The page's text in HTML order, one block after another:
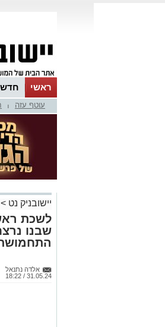
ראשי
אינדקס
עוטף עזה
יישובניק נט >
לשכת
אלדה נתנאל
31.05.24 / 18:22